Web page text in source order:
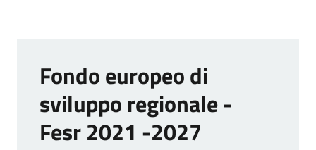
Fondo europeo di
sviluppo regionale -
Fesr 2021 -2027